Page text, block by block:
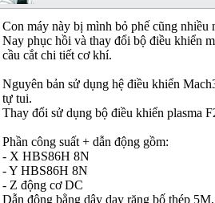
Con máy này bị mình bỏ phế cũng nhiều
Nay phục hồi và thay đổi bộ điều khiển
cầu cắt chi tiết cơ khí.
Nguyên bản sử dụng hệ điều khiển
tự tui.
Thay đổi sử dụng bộ điều khiển plasma
Phần công suất + dẫn động gồm:
- X HBS86H 8N
- Y HBS86H 8N
- Z động cơ DC
Dẫn động bằng dây day răng bố thép